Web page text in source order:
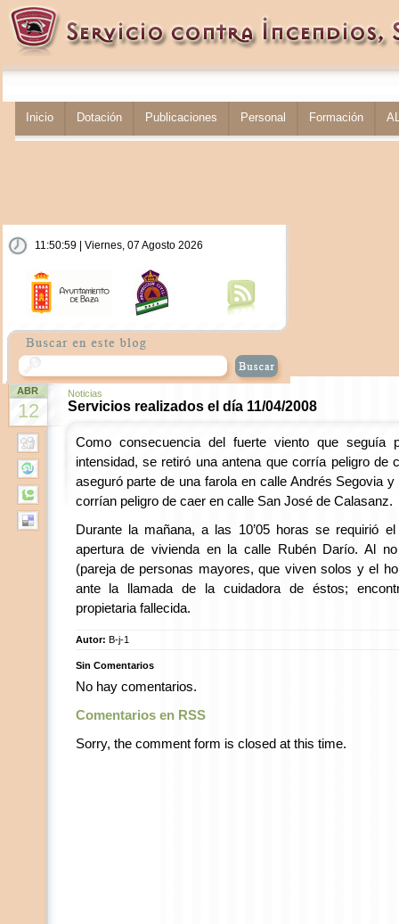
Inicio Dotación Publicaciones Personal Formación
11:50:59 | Viernes, 07 Agosto 2026
ABR
12
Noticias
Servicios realizados el día 11/04/2008
Como consecuencia del fuerte viento que seguía
intensidad, se retiró una antena que corría peligro de
aseguró parte de una farola en calle Andrés Segovia
corrían peligro de caer en calle San José de Calasanz.
Durante la mañana, a las 10’05 horas se requirió
apertura de vivienda en la calle Rubén Darío. Al
(pareja de personas mayores, que viven solos y el
ante la llamada de la cuidadora de éstos;
propietaria fallecida.
Autor: B-j-1
Sin Comentarios
No hay comentarios.
Comentarios en RSS
Sorry, the comment form is closed at this time.